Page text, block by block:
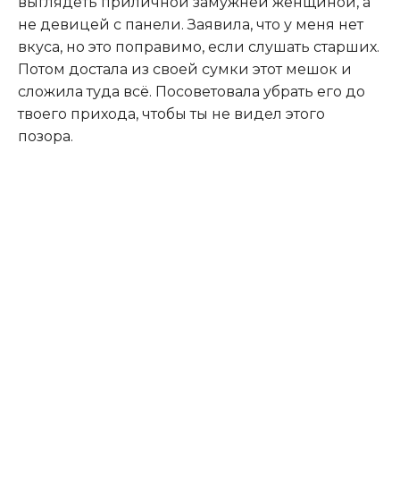
не девицей с панели. Заявила, что у меня нет
вкуса, но это поправимо, если слушать старших.
Потом достала из своей сумки этот мешок и
сложила туда всё. Посоветовала убрать его до
твоего прихода, чтобы ты не видел этого
позора.